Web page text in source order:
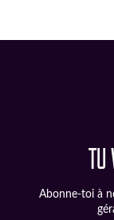
TU
Abonne-toi à